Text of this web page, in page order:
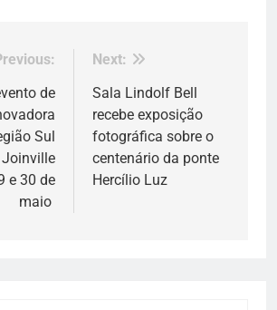
de
Sul
Joinville
e 30 de
maio
Next:
Sala Lindolf Bell
recebe exposição
fotográfica sobre o
centenário da ponte
Hercílio Luz